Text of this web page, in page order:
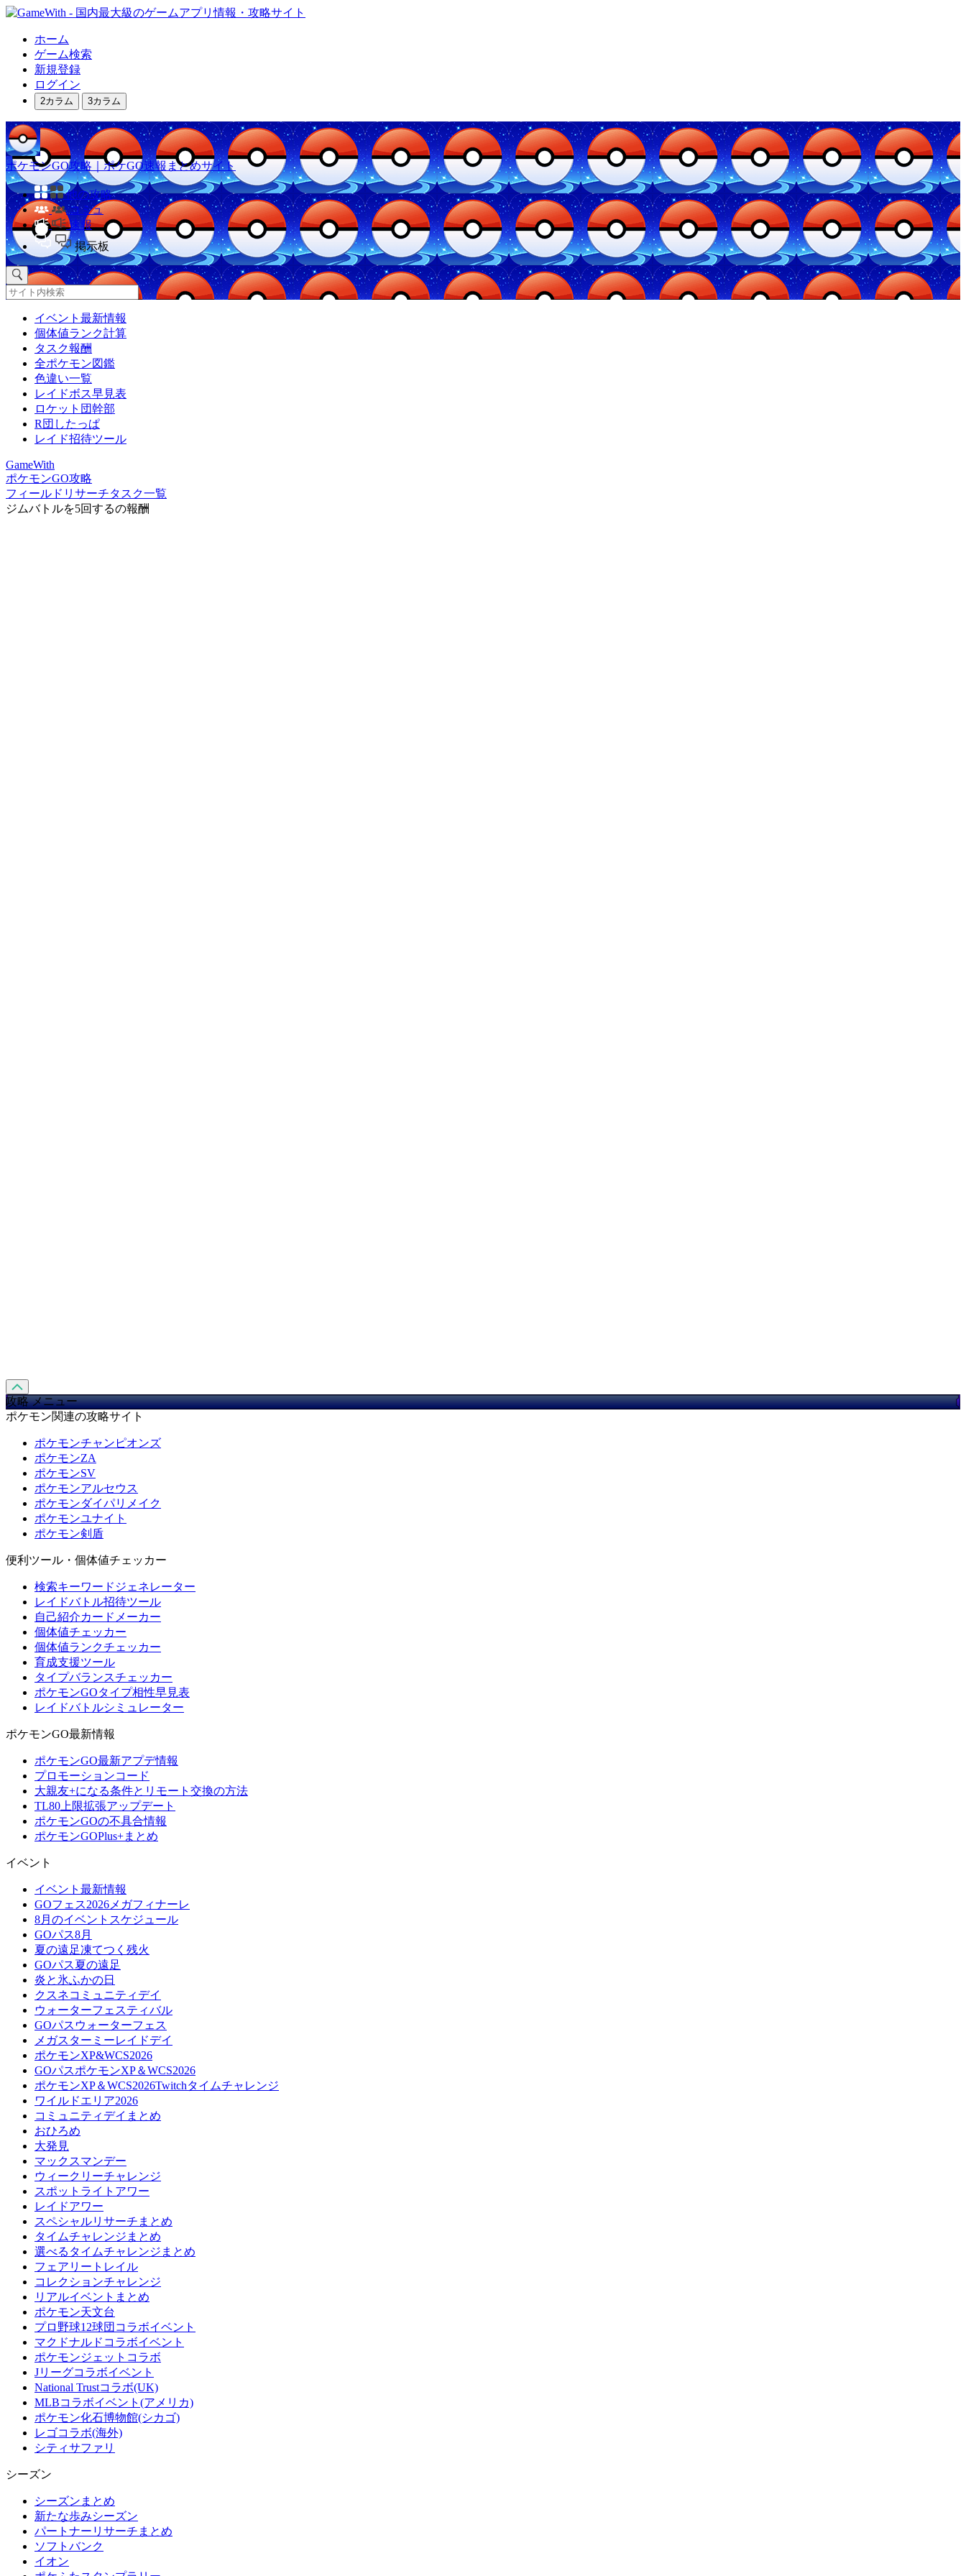
ホーム
ゲーム検索
新規登録
ログイン
2カラム 3カラム
ポケモンGO攻略｜ポケGO速報まとめサイト
他の攻略
コミュ
速報
掲示板
イベント最新情報
個体値ランク計算
タスク報酬
全ポケモン図鑑
色違い一覧
レイドボス早見表
ロケット団幹部
R団したっぱ
レイド招待ツール
GameWith
ポケモンGO攻略
フィールドリサーチタスク一覧
ジムバトルを5回するの報酬
攻略 メニュー
ポケモン関連の攻略サイト
ポケモンチャンピオンズ
ポケモンZA
ポケモンSV
ポケモンアルセウス
ポケモンダイパリメイク
ポケモンユナイト
ポケモン剣盾
便利ツール・個体値チェッカー
検索キーワードジェネレーター
レイドバトル招待ツール
自己紹介カードメーカー
個体値チェッカー
個体値ランクチェッカー
育成支援ツール
タイプバランスチェッカー
ポケモンGOタイプ相性早見表
レイドバトルシミュレーター
ポケモンGO最新情報
ポケモンGO最新アプデ情報
プロモーションコード
大親友+になる条件とリモート交換の方法
TL80上限拡張アップデート
ポケモンGOの不具合情報
ポケモンGOPlus+まとめ
イベント
イベント最新情報
GOフェス2026メガフィナーレ
8月のイベントスケジュール
GOパス8月
夏の遠足凍てつく残火
GOパス夏の遠足
炎と氷ふかの日
クスネコミュニティデイ
ウォーターフェスティバル
GOパスウォーターフェス
メガスターミーレイドデイ
ポケモンXP&WCS2026
GOパスポケモンXP＆WCS2026
ポケモンXP＆WCS2026Twitchタイムチャレンジ
ワイルドエリア2026
コミュニティデイまとめ
おひろめ
大発見
マックスマンデー
ウィークリーチャレンジ
スポットライトアワー
レイドアワー
スペシャルリサーチまとめ
タイムチャレンジまとめ
選べるタイムチャレンジまとめ
フェアリートレイル
コレクションチャレンジ
リアルイベントまとめ
ポケモン天文台
プロ野球12球団コラボイベント
マクドナルドコラボイベント
ポケモンジェットコラボ
Jリーグコラボイベント
National Trustコラボ(UK)
MLBコラボイベント(アメリカ)
ポケモン化石博物館(シカゴ)
レゴコラボ(海外)
シティサファリ
シーズン
シーズンまとめ
新たな歩みシーズン
パートナーリサーチまとめ
ソフトバンク
イオン